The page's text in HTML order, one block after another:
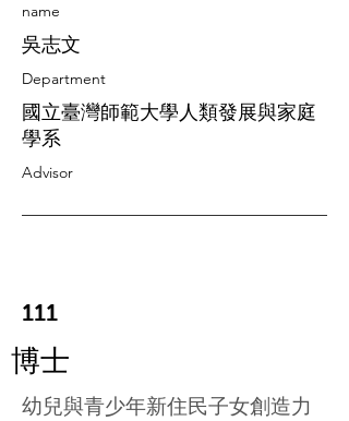
​name
吳志文
Department
國立臺灣師範大學人類發展與家庭
學系
Advisor
111
博士
幼兒與青少年新住民子女創造力